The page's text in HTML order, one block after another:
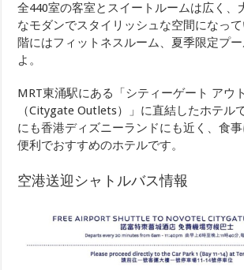
全440室の客室とスイートルームは広く、
なモダンでスタイリッシュな空間になっ
階にはフィットネスルーム、夏季限定プ
よ。
MRT東涌駅にある「シティーゲート アウ
（Citygate Outlets）」に直結したホテル
にも香港ディズニーランドにも近く、食
便利でおすすめのホテルです。
空港送迎シャトルバス情報